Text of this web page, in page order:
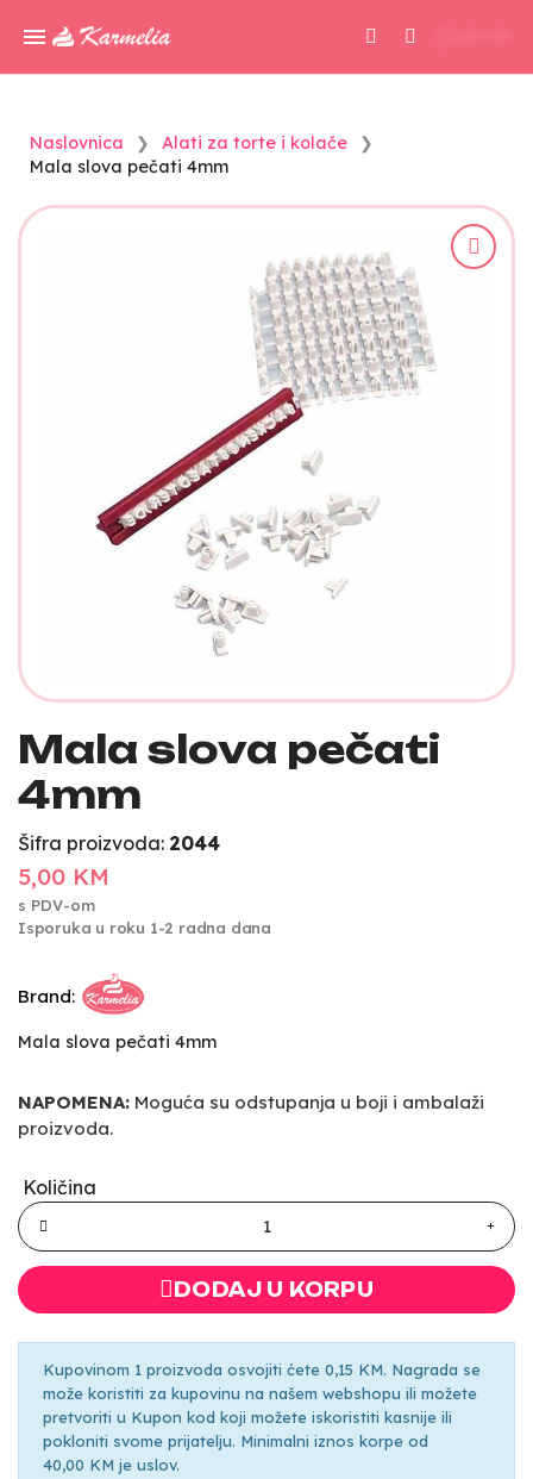
Naslovnica
Alati za torte i kolače
Mala slova pečati 4mm
Mala slova pečati
4mm
Šifra proizvoda: 2044
5,00 KM
s PDV-om
Isporuka u roku 1-2 radna dana
Brand:
Mala slova pečati 4mm
NAPOMENA: Moguća su odstupanja u boji i ambalaži
proizvoda.
Količina
DODAJ U KORPU
Kupovinom 1 proizvoda osvojiti ćete 0,15 KM. Nagrada se
može koristiti za kupovinu na našem webshopu ili možete
pretvoriti u Kupon kod koji možete iskoristiti kasnije ili
pokloniti svome prijatelju. Minimalni iznos korpe od
40,00 KM je uslov.